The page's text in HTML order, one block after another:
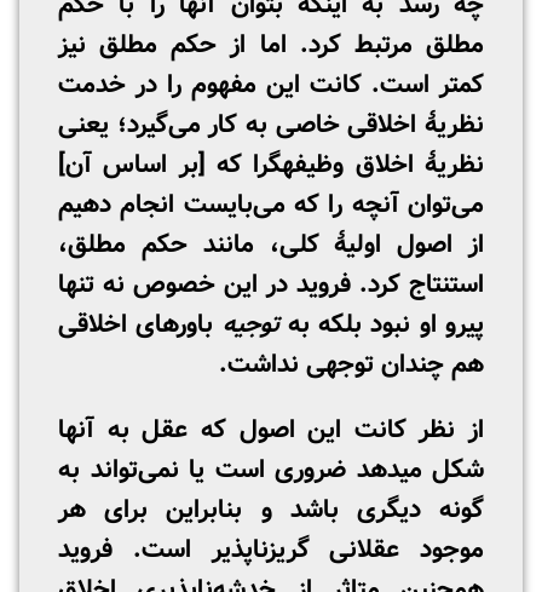
مطلق مرتبط کرد. اما از حکم مطلق نیز
کمتر است. کانت این مفهوم را در خدمت
نظریۀ اخلاقی خاصی به کار می‌گیرد؛ یعنی
نظریۀ اخلاق وظیفه­گرا که [بر اساس آن]
می‌توان آنچه را که می‌بایست انجام دهیم
از اصول اولیۀ کلی، مانند حکم مطلق،
استنتاج کرد. فروید در این خصوص نه تنها
پیرو او نبود بلکه بهتوجیه باورهای اخلاقی
هم چندان توجهی نداشت.
از نظر کانت این اصول که عقل به آنها
شکل می­دهد ضروری است یا نمی‌تواند به
گونه دیگری باشد و بنابراین برای هر
موجود عقلانی گریزناپذیر است. فروید